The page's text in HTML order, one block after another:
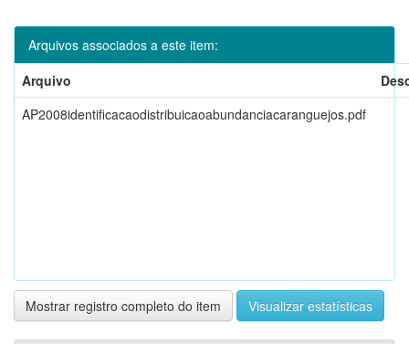
Arquivos associados a este item:
Arquivo
AP2008identificacaodistribuicaoabundanciacaranguejos.pdf
Mostrar registro completo do item Visualizar estatísticas